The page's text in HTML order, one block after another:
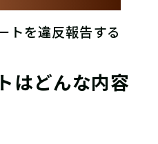
トを違反報告する
はどんな内容